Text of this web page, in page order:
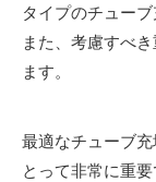
タイプのチュー
また、考慮すべ
ます。
最適なチューブ
とって非常に重